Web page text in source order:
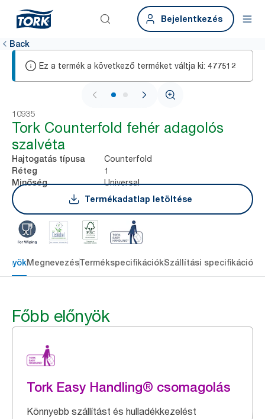
Bejelentkezés
Back
Ez a termék a következő terméket váltja ki: 477512
1 / 2
10935
Tork Counterfold fehér adagolós
szalvéta
Hajtogatás típusa Counterfold
Réteg 1
Minőség
Universal
Termékadatlap letöltése
MegnevezésTermékspecifikációkSzállítási specifikációk
Főbb előnyök
Tork Easy Handling® csomagolás
Könnyebb szállítást és hulladékkezelést